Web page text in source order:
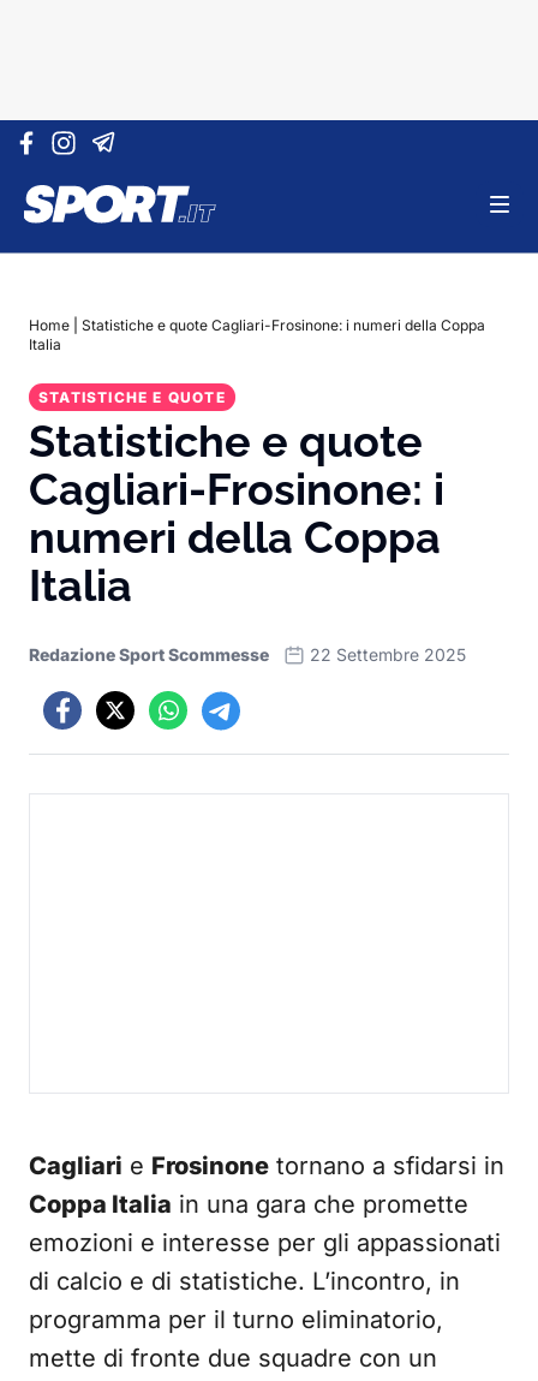
Vai al contenuto
Home
Statistiche e quote Cagliari-Frosinone: i numeri della Coppa
Italia
STATISTICHE E QUOTE
Statistiche e quote
Cagliari-Frosinone: i
numeri della Coppa
Italia
Redazione Sport Scommesse 22 Settembre 2025
Cagliari e Frosinone tornano a sfidarsi in
Coppa Italia in una gara che promette
emozioni e interesse per gli appassionati
di calcio e di statistiche. L’incontro, in
programma per il turno eliminatorio,
mette di fronte due squadre con un